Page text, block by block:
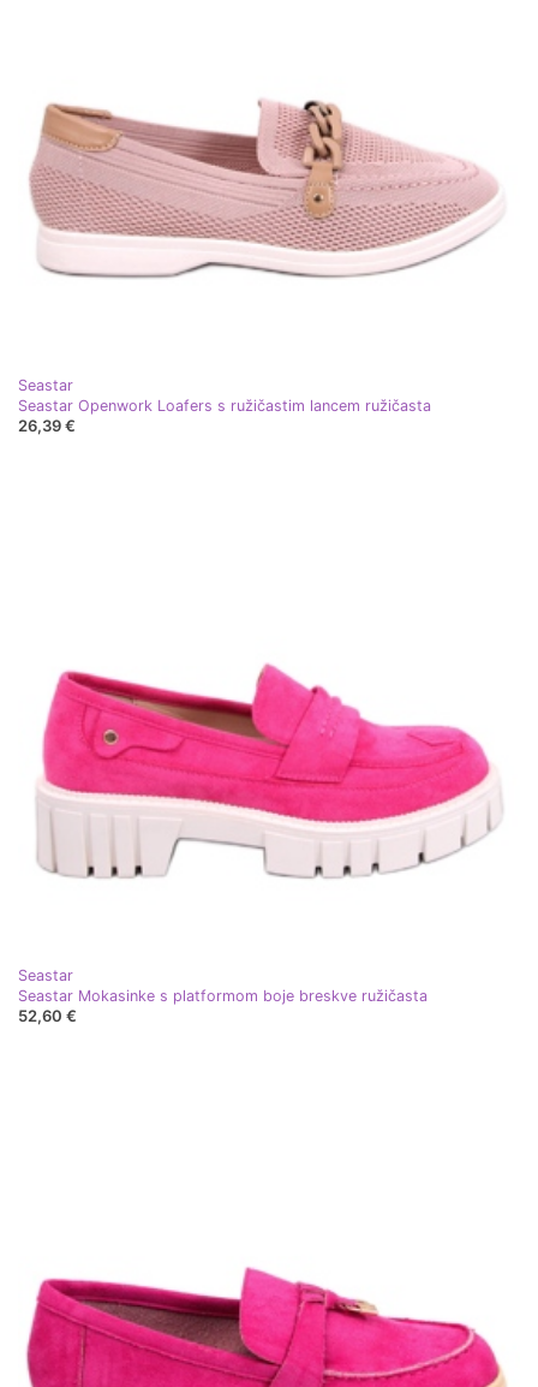
Seastar
Seastar Openwork Loafers s ružičastim lancem ružičasta
26,39 €
Seastar
Seastar Mokasinke s platformom boje breskve ružičasta
52,60 €